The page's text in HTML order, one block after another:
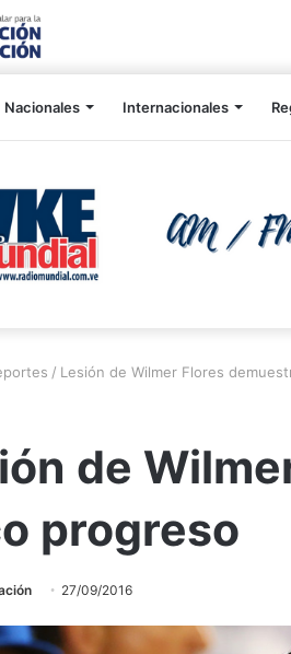
Nacionales Internacionales
/ Lesión de Wilmer Flores
de
progreso
27/09/2016